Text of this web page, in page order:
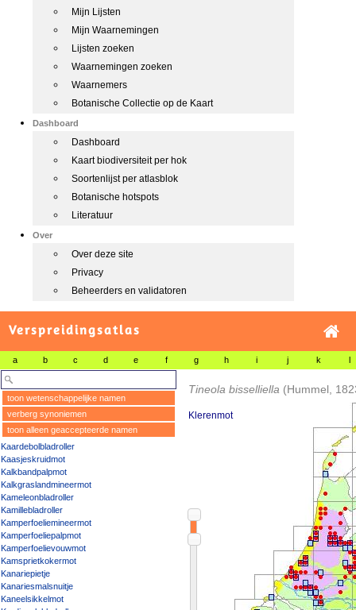
Mijn Lijsten
Mijn Waarnemingen
Lijsten zoeken
Waarnemingen zoeken
Waarnemers
Botanische Collectie op de Kaart
Dashboard
Dashboard
Kaart biodiversiteit per hok
Soortenlijst per atlasblok
Botanische hotspots
Literatuur
Over
Over deze site
Privacy
Beheerders en validatoren
Verspreidingsatlas
a b c d e f g h i j k l
toon wetenschappelijke namen
verberg synoniemen
toon alleen geaccepteerde namen
Kaardebolbladroller
Kaasjeskruidmot
Kalkbandpalpmot
Kalkgraslandmineermot
Kameleonbladroller
Kamillebladroller
Kamperfoeliemineermot
Kamperfoeliepalpmot
Kamperfoelievouwmot
Kamsprietkokermot
Kanariepietje
Kanariesmalsnuitje
Kaneelsikkelmot
Tineola bisselliella (Hummel,
Klerenmot